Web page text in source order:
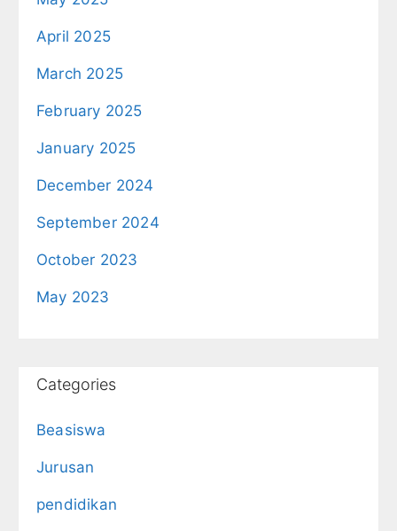
April 2025
March 2025
February 2025
January 2025
December 2024
September 2024
October 2023
May 2023
Categories
Beasiswa
Jurusan
pendidikan